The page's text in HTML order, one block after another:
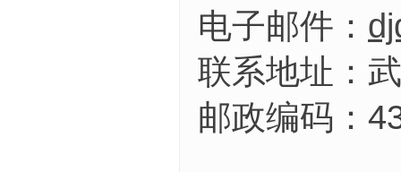
电子邮件：
联系地址
邮政